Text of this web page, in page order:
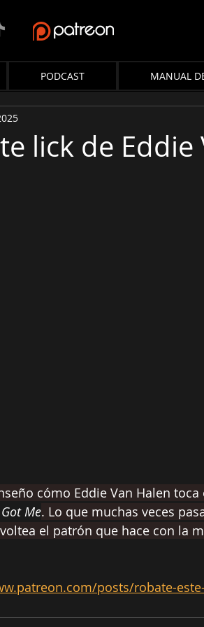
PODCAST MANUAL
lick de
cómo Eddie Van Halen
Me. Lo que muchas veces
el patrón que hace con la
posts/robate-